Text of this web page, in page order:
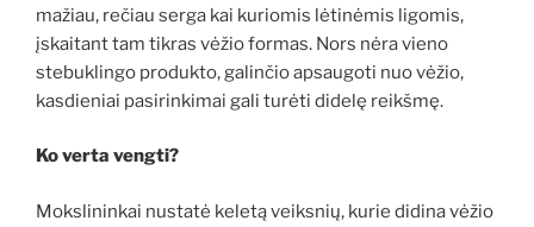
mažiau, rečiau serga kai kuriomis lėtinėmis ligomis,
įskaitant tam tikras vėžio formas. Nors nėra vieno
stebuklingo produkto, galinčio apsaugoti nuo vėžio,
kasdieniai pasirinkimai gali turėti didelę reikšmę.
Ko verta vengti?
Mokslininkai nustatė keletą veiksnių, kurie didina vėžio